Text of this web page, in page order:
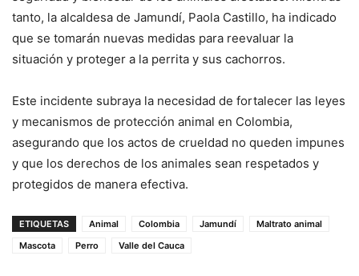
tanto, la alcaldesa de Jamundí, Paola Castillo, ha indicado
que se tomarán nuevas medidas para reevaluar la
situación y proteger a la perrita y sus cachorros.
Este incidente subraya la necesidad de fortalecer las leyes
y mecanismos de protección animal en Colombia,
asegurando que los actos de crueldad no queden impunes
y que los derechos de los animales sean respetados y
protegidos de manera efectiva.
ETIQUETAS Animal Colombia Jamundí
Maltrato animal
Mascota
Perro Valle del Cauca